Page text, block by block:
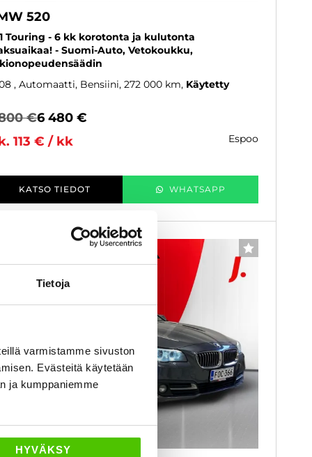
Tietoja
varmistamme sivuston
Evästeitä käytetään
ja kumppaniemme
HYVÄKSY
520
Touring - 6 kk korotonta ja kulutonta
- Suomi-Auto, Vetokoukku,
, Automaatti, Bensiini, 272 000 km Käytetty
€6 480 €
113 € / kk
espoo
KATSO TIEDOT WHATSAPP
6 kk korotonta ja kulutonta SUOSIKKI